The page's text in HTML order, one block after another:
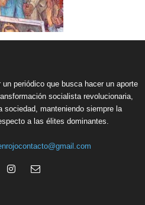
periódico que busca hacer un aporte
socialista revolucionaria,
sociedad, manteniendo siempre la
a las élites dominantes.